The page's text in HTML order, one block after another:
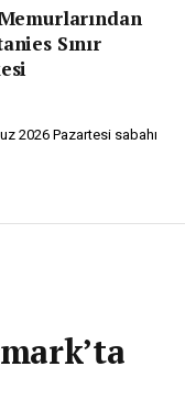
Sınır
2026 Pazartesi sabahı